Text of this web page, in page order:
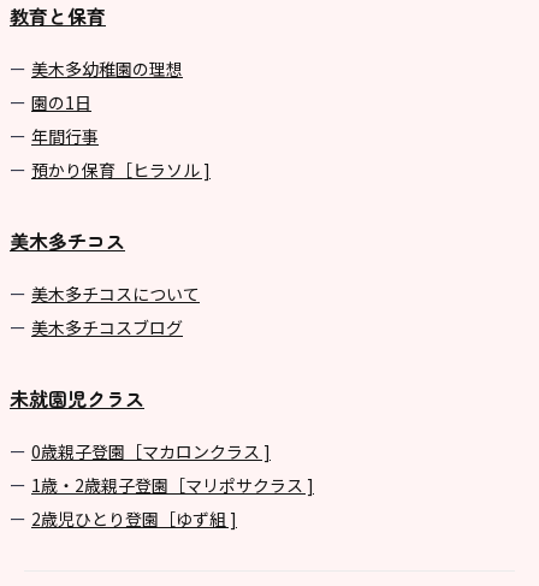
教育と保育
美⽊多幼稚園の理想
園の1⽇
年間⾏事
預かり保育［ヒラソル ]
美木多チコス
美⽊多チコスについて
美⽊多チコスブログ
未就園児クラス
0歳親子登園［マカロンクラス ]
1歳・2歳親子登園［マリポサクラス ]
2歳児ひとり登園［ゆず組 ]